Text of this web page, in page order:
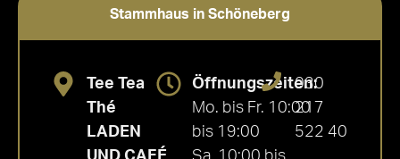
Stammhaus in Schöneberg
Tee Tea
Thé
LADEN
Öffnungszeiten:
Mo. bis Fr. 10:00
bis 19:00
030
217
522 40